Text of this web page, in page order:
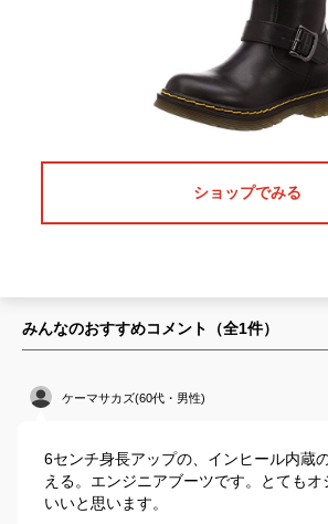
ショップでみる
みんなのおすすめコメント（全1件）
ケーマサカズ(60代・男性)
6センチ身長アップの、インヒール内蔵
える。エンジニアブーツです。とてもオ
いいと思います。